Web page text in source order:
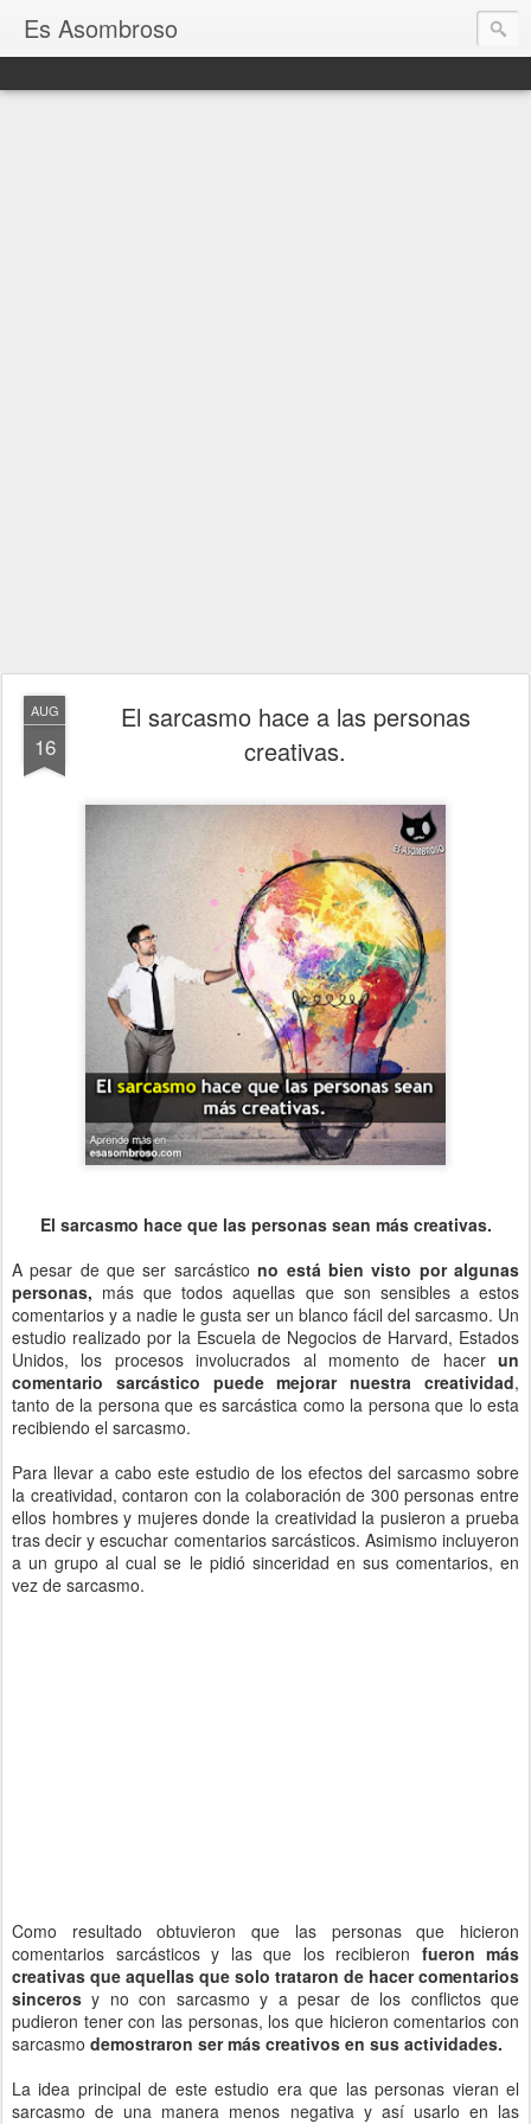
Es Asombroso
AUG
16
El sarcasmo hace a las personas
creativas.
El sarcasmo hace que las personas sean más creativas.
A pesar de que ser sarcásticono está bien visto por algunas
personas, más que todos aquellas que son sensibles a estos
comentarios y a nadie le gusta ser un blanco fácil del sarcasmo. Un
estudio realizado por la Escuela de Negocios de Harvard, Estados
Unidos, los procesos involucrados al momento de hacer un
comentario sarcástico puede mejorar nuestra creatividad,
tanto de la persona que es sarcástica como la persona que lo esta
recibiendo el sarcasmo.
Para llevar a cabo este estudio de los efectos del sarcasmo sobre
la creatividad, contaron con la colaboración de 300 personas entre
ellos hombres y mujeres donde la creatividad la pusieron a prueba
tras decir y escuchar comentarios sarcásticos. Asimismo incluyeron
a un grupo al cual se le pidió sinceridad en sus comentarios, en
vez de sarcasmo.
Como resultado obtuvieron que las personas que hicieron
comentarios sarcásticos y las que los recibieron fueron más
creativas que aquellas que solo trataron de hacer comentarios
sincerosy no con sarcasmo y a pesar de los conflictos que
pudieron tener con las personas, los que hicieron comentarios con
sarcasmo demostraron ser más creativos en sus actividades.
La idea principal de este estudio era que las personas vieran el
sarcasmo de una manera menos negativa y así usarlo en las